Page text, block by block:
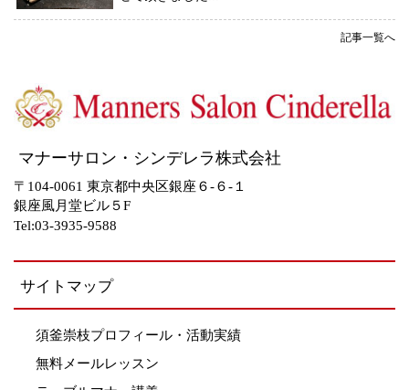
記事一覧へ
マナーサロン・シンデレラ株式会社
〒104-0061 東京都中央区銀座６-６-１
銀座風月堂ビル５F
Tel:03-3935-9588
サイトマップ
須釜崇枝プロフィール・活動実績
無料メールレッスン